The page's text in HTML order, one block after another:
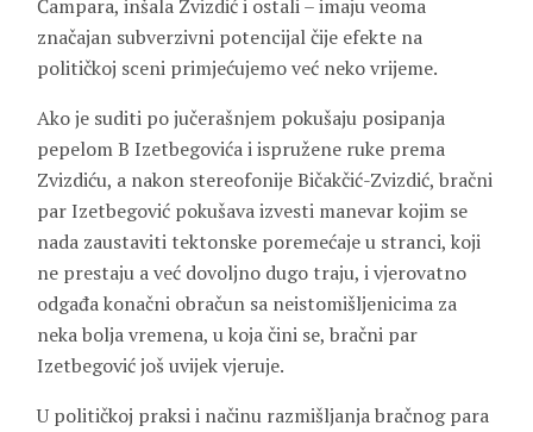
Čampara, inšala Zvizdić i ostali – imaju veoma
značajan subverzivni potencijal čije efekte na
političkoj sceni primjećujemo već neko vrijeme.
Ako je suditi po jučerašnjem pokušaju posipanja
pepelom B Izetbegovića i ispružene ruke prema
Zvizdiću, a nakon stereofonije Bičakčić-Zvizdić, bračni
par Izetbegović pokušava izvesti manevar kojim se
nada zaustaviti tektonske poremećaje u stranci, koji
ne prestaju a već dovoljno dugo traju, i vjerovatno
odgađa konačni obračun sa neistomišljenicima za
neka bolja vremena, u koja čini se, bračni par
Izetbegović još uvijek vjeruje.
U političkoj praksi i načinu razmišljanja bračnog para